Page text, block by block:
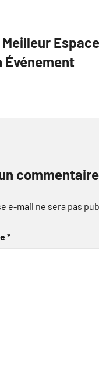
Événement
commentaire
e-mail ne sera pas
*